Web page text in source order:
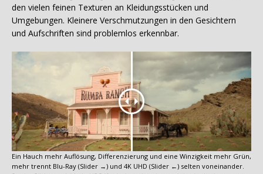
den vielen feinen Texturen an Kleidungsstücken und
Umgebungen. Kleinere Verschmutzungen in den Gesichtern
und Aufschriften sind problemlos erkennbar.
Ein Hauch mehr Auflösung, Differenzierung und eine Winzigkeit mehr Grün,
mehr trennt Blu-Ray (Slider →) und 4K UHD (Slider ←) selten voneinander.